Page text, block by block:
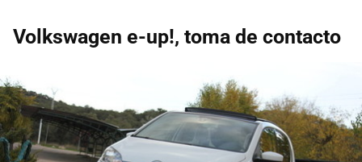
Volkswagen e-up!, toma de contacto